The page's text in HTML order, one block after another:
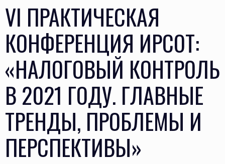
VI ПРАКТИЧЕСКАЯ
КОНФЕРЕНЦИЯ ИРСОТ:
«НАЛОГОВЫЙ КОНТРОЛЬ
В 2021 ГОДУ. ГЛАВНЫЕ
ТРЕНДЫ, ПРОБЛЕМЫ И
ПЕРСПЕКТИВЫ»